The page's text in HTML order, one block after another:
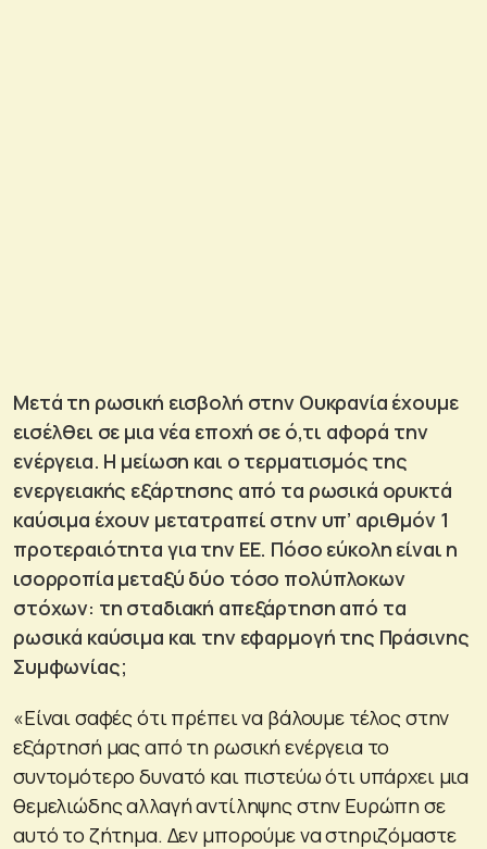
Μετά τη ρωσική εισβολή στην Ουκρανία έχουμε
εισέλθει σε μια νέα εποχή σε ό,τι αφορά την
ενέργεια. Η μείωση και ο τερματισμός της
ενεργειακής εξάρτησης από τα ρωσικά ορυκτά
καύσιμα έχουν μετατραπεί στην υπ’ αριθμόν 1
προτεραιότητα για την ΕΕ. Πόσο εύκολη είναι η
ισορροπία μεταξύ δύο τόσο πολύπλοκων
στόχων: τη σταδιακή απεξάρτηση από τα
ρωσικά καύσιμα και την εφαρμογή της Πράσινης
Συμφωνίας;
«Είναι σαφές ότι πρέπει να βάλουμε τέλος στην
εξάρτησή μας από τη ρωσική ενέργεια το
συντομότερο δυνατό και πιστεύω ότι υπάρχει μια
θεμελιώδης αλλαγή αντίληψης στην Ευρώπη σε
αυτό το ζήτημα. Δεν μπορούμε να στηριζόμαστε